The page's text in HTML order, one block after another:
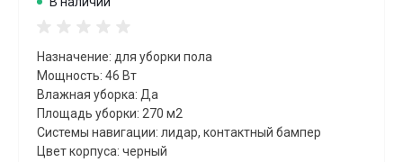
Назначение: для уборки пола
Мощность: 46 Вт
Влажная уборка: Да
Площадь уборки: 270 м2
Системы навигации: лидар, контактный бампер
Цвет корпуса: черный